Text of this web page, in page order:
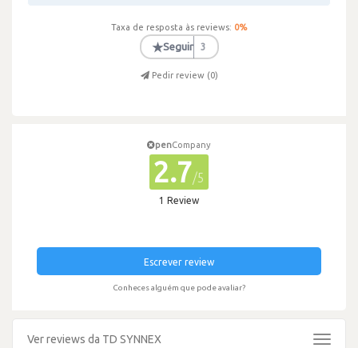
Taxa de resposta às reviews: 0%
★Seguir 3
Pedir review (0)
penCompany
2.7/5
1 Review
Escrever review
Conheces alguém que pode avaliar?
Ver reviews da TD SYNNEX
Toggle